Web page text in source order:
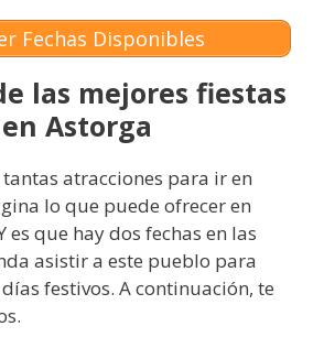
Fechas Disponibles
las mejores fiestas
en Astorga
atracciones para ir en
lo que puede ofrecer en
es que hay dos fechas en las
asistir a este pueblo para
festivos. A continuación, te